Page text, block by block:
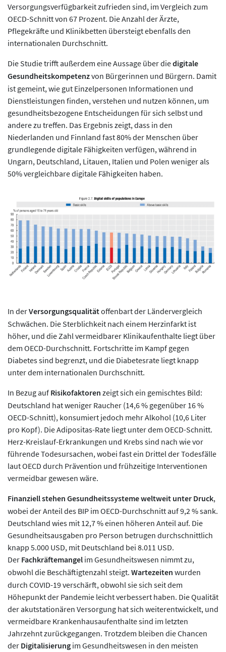
Versorgungsverfügbarkeit zufrieden sind, im Vergleich zum
OECD-Schnitt von 67 Prozent. Die Anzahl der Ärzte,
Pflegekräfte und Klinikbetten übersteigt ebenfalls den
internationalen Durchschnitt.
Die Studie trifft außerdem eine Aussage über diedigitale
Gesundheitskompetenzvon Bürgerinnen und Bürgern. Damit
ist gemeint, wie gut Einzelpersonen Informationen und
Dienstleistungen finden, verstehen und nutzen können, um
gesundheitsbezogene Entscheidungen für sich selbst und
andere zu treffen. Das Ergebnis zeigt, dass in den
Niederlanden und Finnland fast 80% der Menschen über
grundlegende digitale Fähigkeiten verfügen, während in
Ungarn, Deutschland, Litauen, Italien und Polen weniger als
50% vergleichbare digitale Fähigkeiten haben.
In derVersorgungsqualitätoffenbart der Ländervergleich
Schwächen. Die Sterblichkeit nach einem Herzinfarkt ist
höher, und die Zahl vermeidbarer Klinikaufenthalte liegt über
dem OECD-Durchschnitt. Fortschritte im Kampf gegen
Diabetes sind begrenzt, und die Diabetesrate liegt knapp
unter dem internationalen Durchschnitt.
In Bezug auf Risikofaktoren zeigt sich ein gemischtes Bild:
Deutschland hat weniger Raucher (14,6 % gegenüber 16 %
OECD-Schnitt), konsumiert jedoch mehr Alkohol (10,6 Liter
pro Kopf). Die Adipositas-Rate liegt unter dem OECD-Schnitt.
Herz-Kreislauf-Erkrankungen und Krebs sind nach wie vor
führende Todesursachen, wobei fast ein Drittel der Todesfälle
laut OECD durch Prävention und frühzeitige Interventionen
vermeidbar gewesen wäre.
Finanziell stehen Gesundheitssysteme weltweit unter Druck,
wobei der Anteil des BIP im OECD-Durchschnitt auf 9,2 % sank.
Deutschland wies mit 12,7 % einen höheren Anteil auf. Die
Gesundheitsausgaben pro Person betrugen durchschnittlich
knapp 5.000 USD, mit Deutschland bei 8.011 USD.
Der Fachkräftemangel im Gesundheitswesen nimmt zu,
obwohl die Beschäftigtenzahl steigt. Wartezeiten wurden
durch COVID-19 verschärft, obwohl sie sich seit dem
Höhepunkt der Pandemie leicht verbessert haben. Die Qualität
der akutstationären Versorgung hat sich weiterentwickelt, und
vermeidbare Krankenhausaufenthalte sind im letzten
Jahrzehnt zurückgegangen. Trotzdem bleiben die Chancen
der Digitalisierung im Gesundheitswesen in den meisten